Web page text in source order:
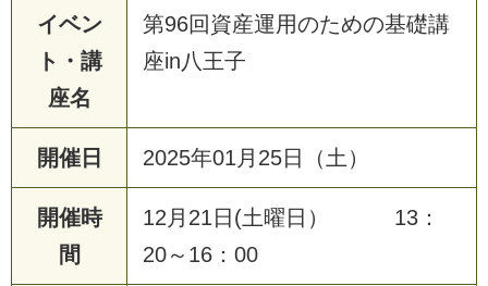
イベン
ト・講
座名
第96回資産運用のための基礎講
座in八王子
開催日 2025年01月25日（土）
開催時
間
12月21日(土曜日） 13：
20～16：00